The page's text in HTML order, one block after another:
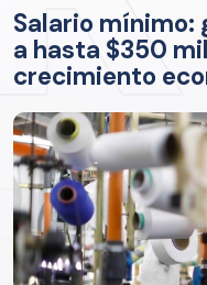
Salario mínimo:
a hasta $350
crecimiento